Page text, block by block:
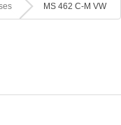
MS 462 C-M VW